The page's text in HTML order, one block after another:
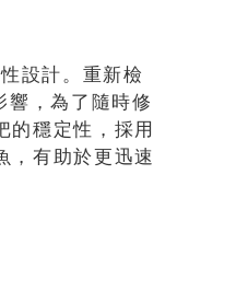
設計。重新檢
，為了隨時修
的穩定性，採用
，有助於更迅速